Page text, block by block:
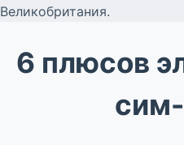
Великобритания.
6 плюсов